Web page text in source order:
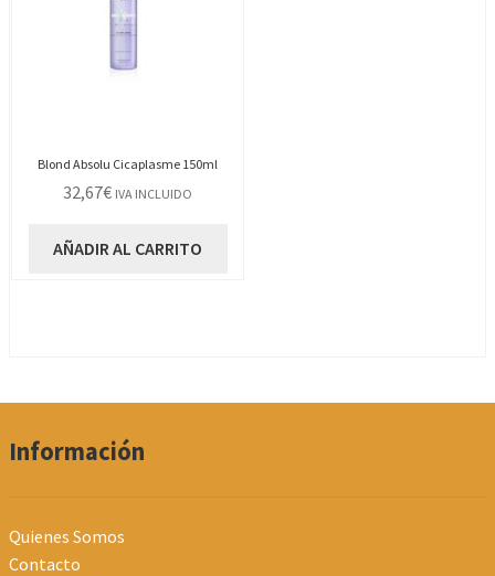
Blond Absolu Cicaplasme 150ml
32,67€ IVA INCLUIDO
AÑADIR AL CARRITO
Información
Quienes Somos
Contacto